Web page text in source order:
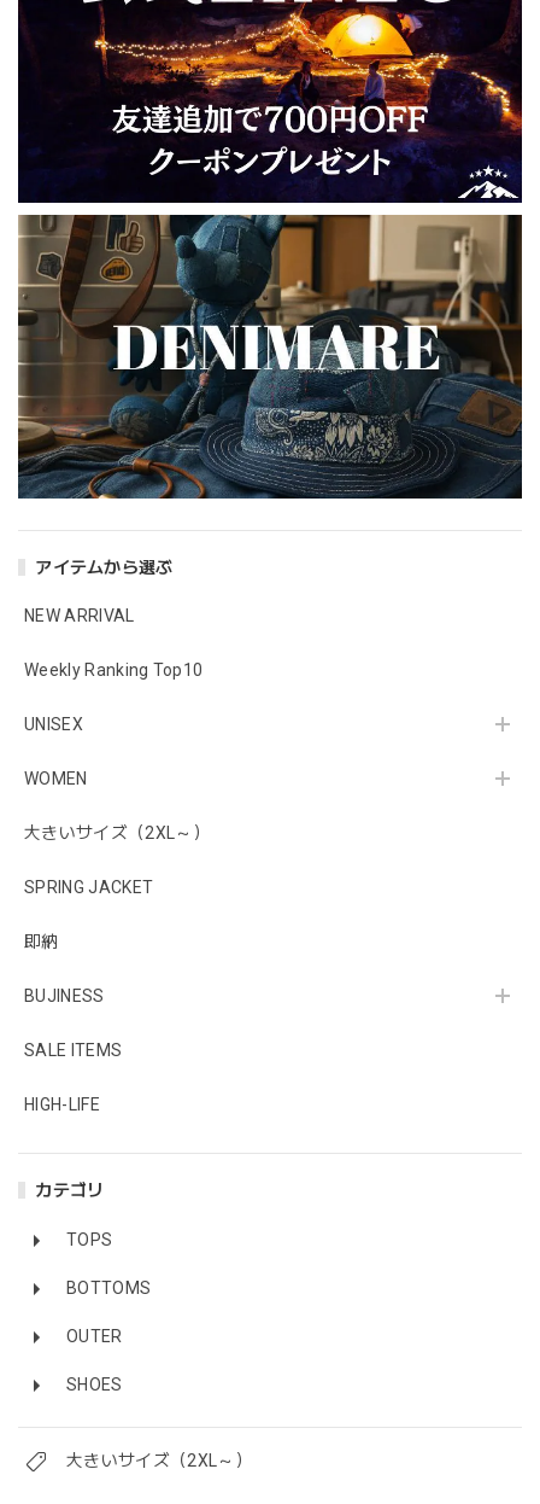
アイテムから選ぶ
NEW ARRIVAL
Weekly Ranking Top10
UNISEX
WOMEN
大きいサイズ（2XL～）
SPRING JACKET
即納
BUJINESS
SALE ITEMS
HIGH-LIFE
カテゴリ
TOPS
BOTTOMS
OUTER
SHOES
大きいサイズ（2XL～）